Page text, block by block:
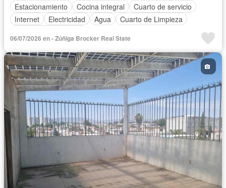
Estacionamiento
Cocina integral
Cuarto de servicio
Internet
Electricidad Agua
Cuarto de Limpieza
06/07/2026 en - Zúñiga Brocker Real State